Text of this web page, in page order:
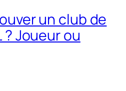
un club de
? Joueur ou